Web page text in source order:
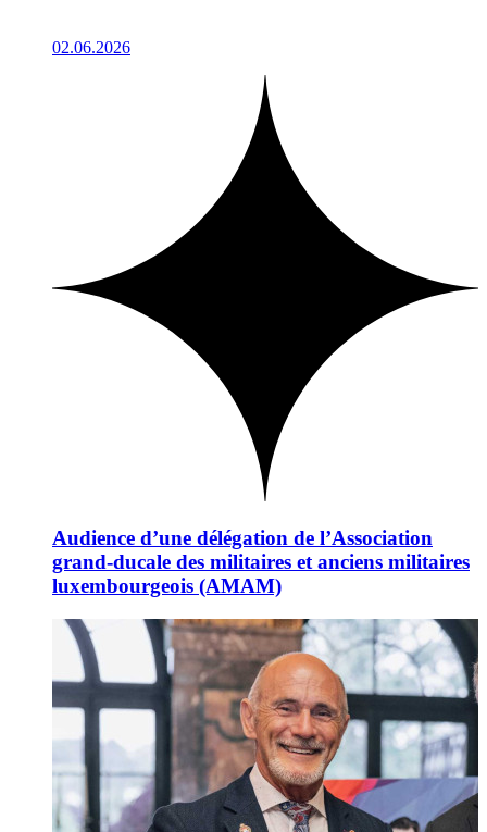
02.06.2026
Audience d’une délégation de l’Association
grand-ducale des militaires et anciens militaires
luxembourgeois (AMAM)